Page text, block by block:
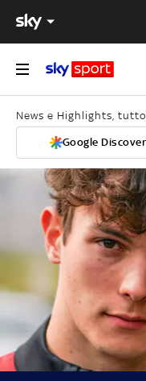
News e Highlights,
Google Discover